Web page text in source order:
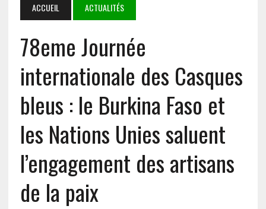
ACCUEIL ACTUALITÉS
78eme Journée
internationale des Casques
bleus : le Burkina Faso et
les Nations Unies saluent
l’engagement des artisans
de la paix